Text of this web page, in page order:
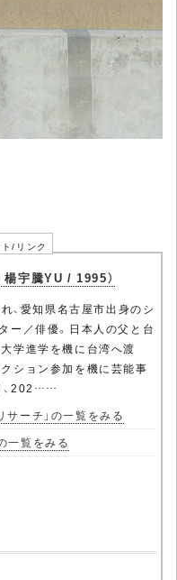
/リンク
宇騰YU / 1995）
、愛知県名古屋市出身のシ
ー／俳優。日本人の父と台
学進学を機に台湾へ渡
ション参加を機に芸能事
、202……
サーチ」の一覧をみる
一覧をみる